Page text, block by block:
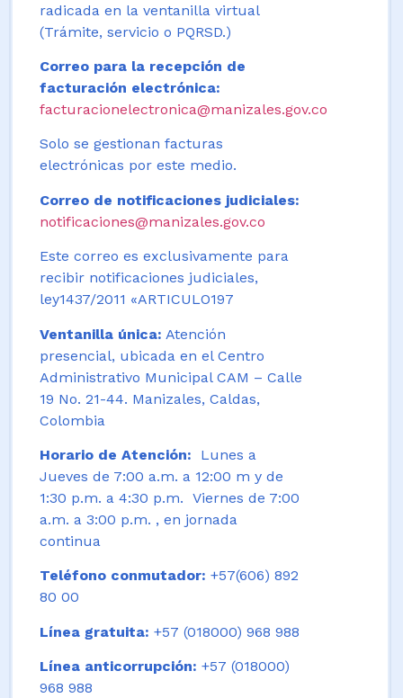
radicada en la ventanilla virtual
(Trámite, servicio o PQRSD.)
Correo para la recepción de
facturación electrónica:
facturacionelectronica@manizales.gov.co
Solo se gestionan facturas
electrónicas por este medio.
Correo de notificaciones judiciales:
notificaciones@manizales.gov.co
Este correo es exclusivamente para
recibir notificaciones judiciales,
ley1437/2011 «ARTICULO197
Ventanilla única: Atención
presencial, ubicada en el Centro
Administrativo Municipal CAM – Calle
19 No. 21-44. Manizales, Caldas,
Colombia
Horario de Atención:
Lunes a
Jueves de 7:00 a.m. a 12:00 m y de
1:30 p.m. a 4:30 p.m. Viernes de 7:00
a.m. a 3:00 p.m. , en jornada
continua
Teléfono conmutador: +57(606) 892
80 00
Línea gratuita: +57 (018000) 968 988
Línea anticorrupción: +57 (018000)
968 988